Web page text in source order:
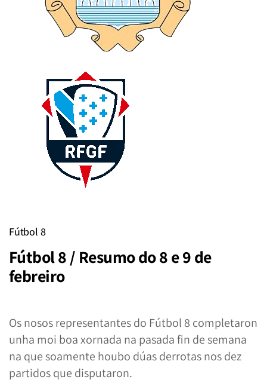
Fútbol 8
Fútbol 8 / Resumo do 8 e 9 de
febreiro
Os nosos representantes do Fútbol 8 completaron
unha moi boa xornada na pasada fin de semana
na que soamente houbo dúas derrotas nos dez
partidos que disputaron.